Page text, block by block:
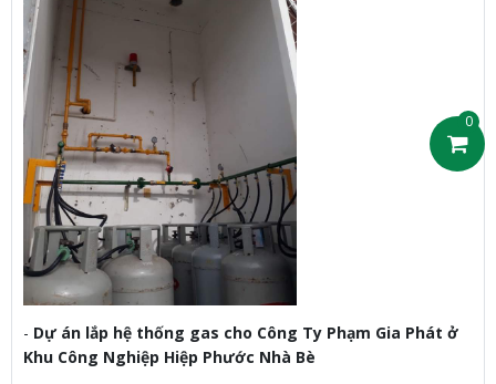
0
- Dự án lắp hệ thống gas cho Công Ty Phạm Gia Phát ở
Khu Công Nghiệp Hiệp Phước Nhà Bè